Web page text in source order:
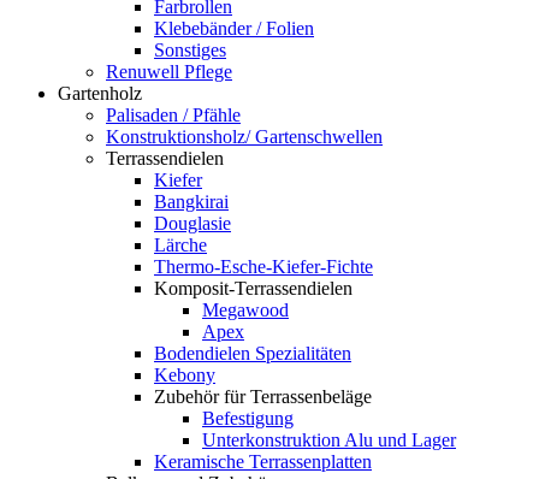
Farbrollen
Klebebänder / Folien
Sonstiges
Renuwell Pflege
Gartenholz
Palisaden / Pfähle
Konstruktionsholz/ Gartenschwellen
Terrassendielen
Kiefer
Bangkirai
Douglasie
Lärche
Thermo-Esche-Kiefer-Fichte
Komposit-Terrassendielen
Megawood
Apex
Bodendielen Spezialitäten
Kebony
Zubehör für Terrassenbeläge
Befestigung
Unterkonstruktion Alu und Lager
Keramische Terrassenplatten